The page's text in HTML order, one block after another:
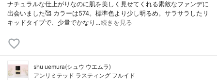
ナチュラルな仕上がりなのに肌を美しく見せてくれる素敵なファンデに
出会いました🥰 カラーは574。標準色より少し明るめ。サラサラしたリ
キッドタイプで、少量でかなり…続きを見る
shu uemura(シュウ ウエムラ)
アンリミテッド ラスティング フルイド